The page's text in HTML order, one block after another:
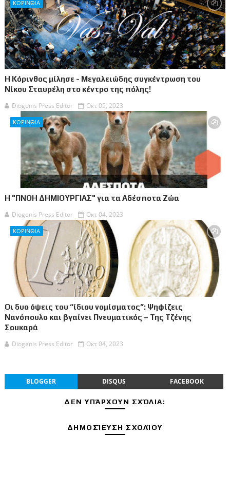
ΚΟΡΙΝΘΙΑ
Η Κόρινθος μίλησε - Μεγαλειώδης συγκέντρωση του
Νίκου Σταυρέλη στο κέντρο της πόλης!
Diogenis Press Editor
Οκτ 05, 2023
ΚΟΡΙΝΘΙΑ
Η "ΠΝΟΗ ΔΗΜΙΟΥΡΓΙΑΣ" για τα Αδέσποτα Ζώα
Diogenis Press Editor
Οκτ 04, 2023
ΚΟΡΙΝΘΙΑ
Οι δυο όψεις του “ίδιου νομίσματος”: Ψηφίζεις
Νανόπουλο και βγαίνει Πνευματικός – Της Τζένης
Σουκαρά
Diogenis Press Editor
Οκτ 04, 2023
BLOGGER DISQUS FACEBOOK
ΔΕΝ ΥΠΆΡΧΟΥΝ ΣΧΌΛΙΑ:
ΔΗΜΟΣΊΕΥΣΗ ΣΧΟΛΊΟΥ